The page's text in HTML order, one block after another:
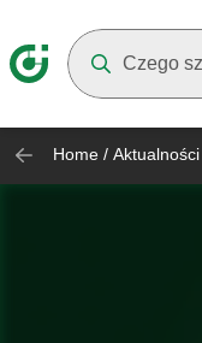
Home / Aktualności